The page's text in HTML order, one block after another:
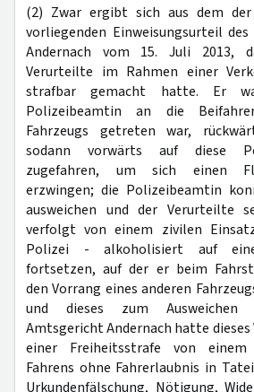
(2) Zwar ergibt sich aus dem der
vorliegenden Einweisungsurteil
Andernach vom 15. Juli 2013,
Verurteilte im Rahmen einer
strafbar gemacht hatte. Er
Polizeibeamtin an die
Fahrzeugs getreten war,
sodann vorwärts auf diese
zugefahren, um sich einen
erzwingen; die Polizeibeamtin
ausweichen und der Verurteilte
verfolgt von einem zivilen
Polizei - alkoholisiert auf
fortsetzen, auf der er beim
den Vorrang eines anderen
und dieses zum Ausweichen
Amtsgericht Andernach hatte
einer Freiheitsstrafe von
Fahrens ohne Fahrerlaubnis in
Urkundenfälschung, Nötigung,